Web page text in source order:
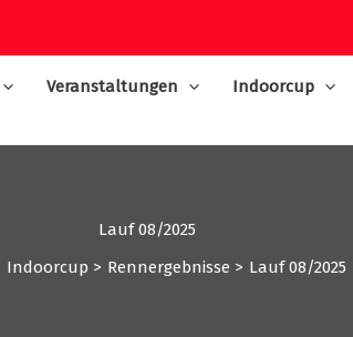
Veranstaltungen Indoorcup
Lauf 08/2025
Indoorcup Rennergebnisse Lauf 08/2025